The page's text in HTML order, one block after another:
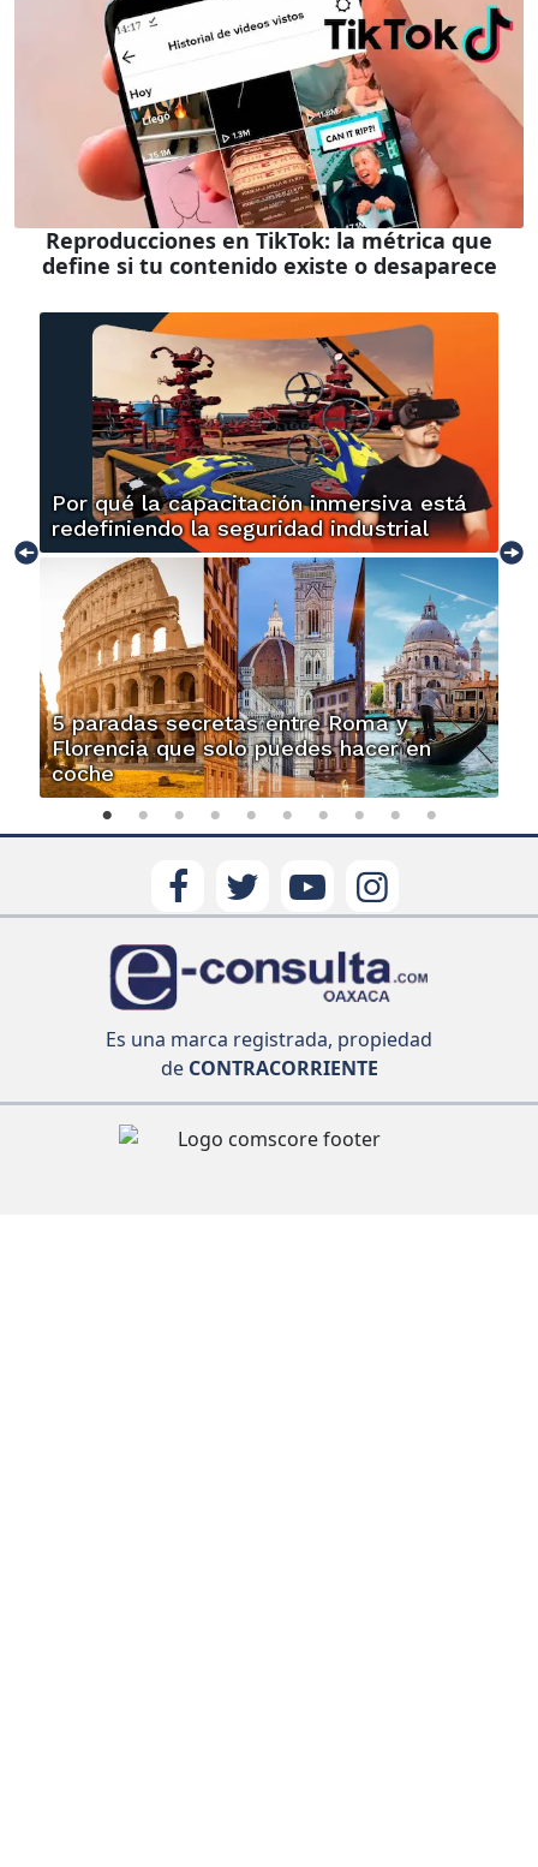
Reproducciones en TikTok: la métrica que
define si tu contenido existe o desaparece
Por qué la capacitación inmersiva está
redefiniendo la seguridad industrial
5 paradas secretas entre Roma y
Florencia que solo puedes hacer en
coche
Es una marca registrada, propiedad
deCONTRACORRIENTE